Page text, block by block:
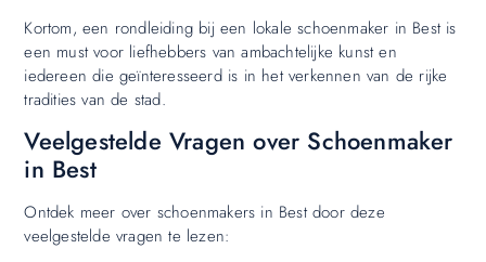
Kortom, een rondleiding bij een lokale schoenmaker in Best is
een must voor liefhebbers van ambachtelijke kunst en
iedereen die geïnteresseerd is in het verkennen van de rijke
tradities van de stad.
Veelgestelde Vragen over Schoenmaker
in Best
Ontdek meer over schoenmakers in Best door deze
veelgestelde vragen te lezen: